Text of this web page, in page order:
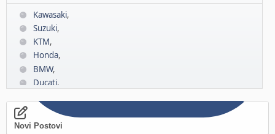
Kawasaki
Suzuki
KTM
Honda
BMW
Ducati
Triumph
Novi Postovi